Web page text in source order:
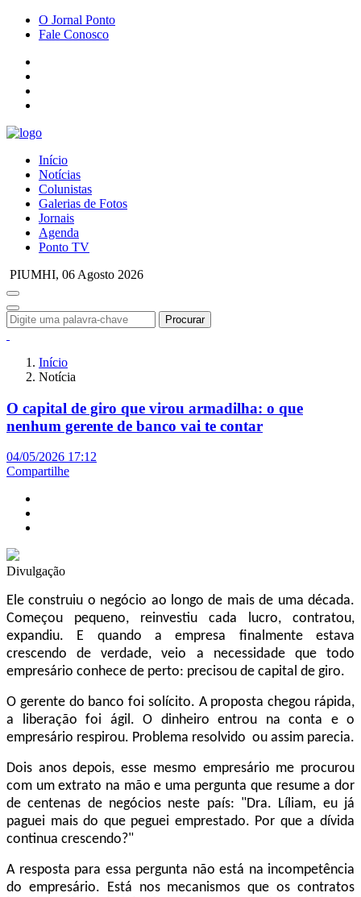
O Jornal Ponto
Fale Conosco
Início
Notícias
Colunistas
Galerias de Fotos
Jornais
Agenda
Ponto TV
PIUMHI, 06 Agosto 2026
Procurar
Início
Notícia
O capital de giro que virou armadilha: o que
nenhum gerente de banco vai te contar
04/05/2026 17:12
Compartilhe
Divulgação
Ele construiu o negócio ao longo de mais de uma década.
Começou pequeno, reinvestiu cada lucro, contratou,
expandiu. E quando a empresa finalmente estava
crescendo de verdade, veio a necessidade que todo
empresário conhece de perto: precisou de capital de giro.
O gerente do banco foi solícito. A proposta chegou rápida,
a liberação foi ágil. O dinheiro entrou na conta e o
empresário respirou. Problema resolvido ou assim parecia.
Dois anos depois, esse mesmo empresário me procurou
com um extrato na mão e uma pergunta que resume a dor
de centenas de negócios neste país: "Dra. Líliam, eu já
paguei mais do que peguei emprestado. Por que a dívida
continua crescendo?"
A resposta para essa pergunta não está na incompetência
do empresário. Está nos mecanismos que os contratos